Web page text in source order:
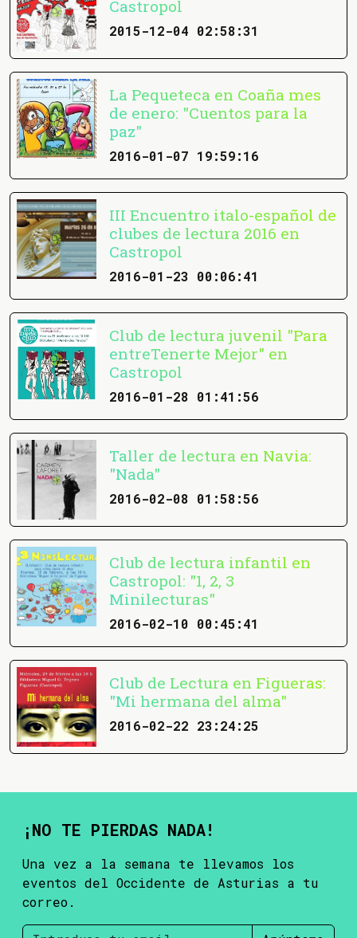
Castropol
2015-12-04 02:58:31
La Pequeteca en Coaña mes
de enero: "Cuentos para la
paz"
2016-01-07 19:59:16
III Encuentro italo-español de
clubes de lectura 2016 en
Castropol
2016-01-23 00:06:41
Club de lectura juvenil "Para
entreTenerte Mejor" en
Castropol
2016-01-28 01:41:56
Taller de lectura en Navia:
"Nada"
2016-02-08 01:58:56
Club de lectura infantil en
Castropol: "1, 2, 3
Minilecturas"
2016-02-10 00:45:41
Club de Lectura en Figueras:
"Mi hermana del alma"
2016-02-22 23:24:25
¡NO TE PIERDAS NADA!
Una vez a la semana te llevamos los
eventos del Occidente de Asturias a tu
correo.